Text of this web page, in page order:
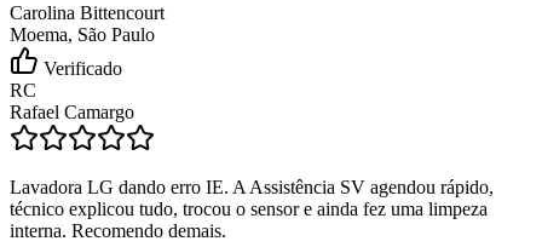
Carolina Bittencourt
Moema, São Paulo
Verificado
RC
Rafael Camargo
Lavadora LG dando erro IE. A Assistência SV agendou rápido,
técnico explicou tudo, trocou o sensor e ainda fez uma limpeza
interna. Recomendo demais.